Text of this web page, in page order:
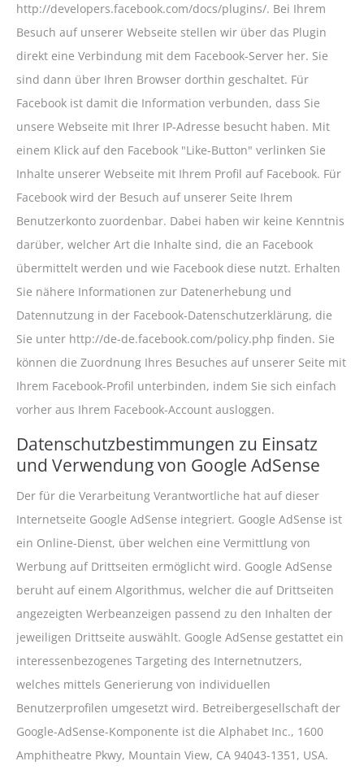
http://developers.facebook.com/docs/plugins/. Bei Ihrem
Besuch auf unserer Webseite stellen wir über das Plugin
direkt eine Verbindung mit dem Facebook-Server her. Sie
sind dann über Ihren Browser dorthin geschaltet. Für
Facebook ist damit die Information verbunden, dass Sie
unsere Webseite mit Ihrer IP-Adresse besucht haben. Mit
einem Klick auf den Facebook "Like-Button" verlinken Sie
Inhalte unserer Webseite mit Ihrem Profil auf Facebook. Für
Facebook wird der Besuch auf unserer Seite Ihrem
Benutzerkonto zuordenbar. Dabei haben wir keine Kenntnis
darüber, welcher Art die Inhalte sind, die an Facebook
übermittelt werden und wie Facebook diese nutzt. Erhalten
Sie nähere Informationen zur Datenerhebung und
Datennutzung in der Facebook-Datenschutzerklärung, die
Sie unter http://de-de.facebook.com/policy.php finden. Sie
können die Zuordnung Ihres Besuches auf unserer Seite mit
Ihrem Facebook-Profil unterbinden, indem Sie sich einfach
vorher aus Ihrem Facebook-Account ausloggen.
Datenschutzbestimmungen zu Einsatz
und Verwendung von Google AdSense
Der für die Verarbeitung Verantwortliche hat auf dieser
Internetseite Google AdSense integriert. Google AdSense ist
ein Online-Dienst, über welchen eine Vermittlung von
Werbung auf Drittseiten ermöglicht wird. Google AdSense
beruht auf einem Algorithmus, welcher die auf Drittseiten
angezeigten Werbeanzeigen passend zu den Inhalten der
jeweiligen Drittseite auswählt. Google AdSense gestattet ein
interessenbezogenes Targeting des Internetnutzers,
welches mittels Generierung von individuellen
Benutzerprofilen umgesetzt wird. Betreibergesellschaft der
Google-AdSense-Komponente ist die Alphabet Inc., 1600
Amphitheatre Pkwy, Mountain View, CA 94043-1351, USA.